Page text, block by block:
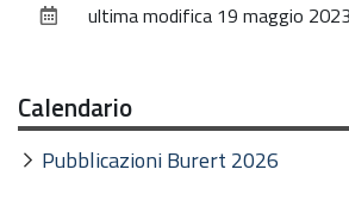
documentoultima modifica 19 maggio
Calendario
Pubblicazioni Burert 2026